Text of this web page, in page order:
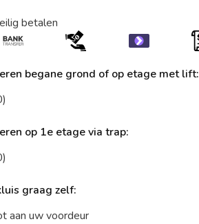
betalen
begane grond of op etage met lift:
op 1e etage via trap:
graag zelf:
aan uw voordeur